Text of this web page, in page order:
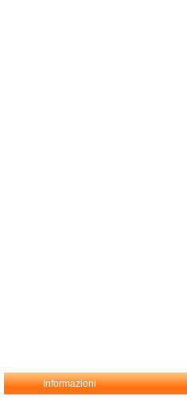
Informazioni